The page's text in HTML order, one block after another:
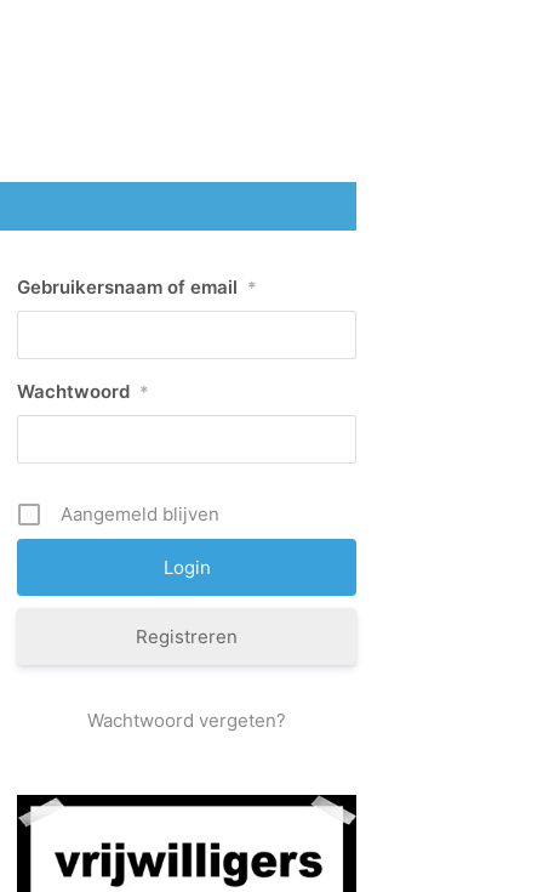
Gebruikersnaam of email *
Wachtwoord *
Aangemeld blijven
Registreren
Wachtwoord vergeten?